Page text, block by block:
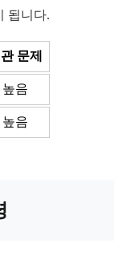
됩니다.
문제
높음
높음